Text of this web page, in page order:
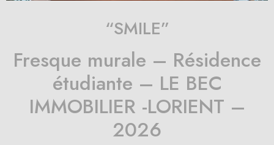
“SMILE”
Fresque murale – Résidence
étudiante – LE BEC
IMMOBILIER -LORIENT –
2026